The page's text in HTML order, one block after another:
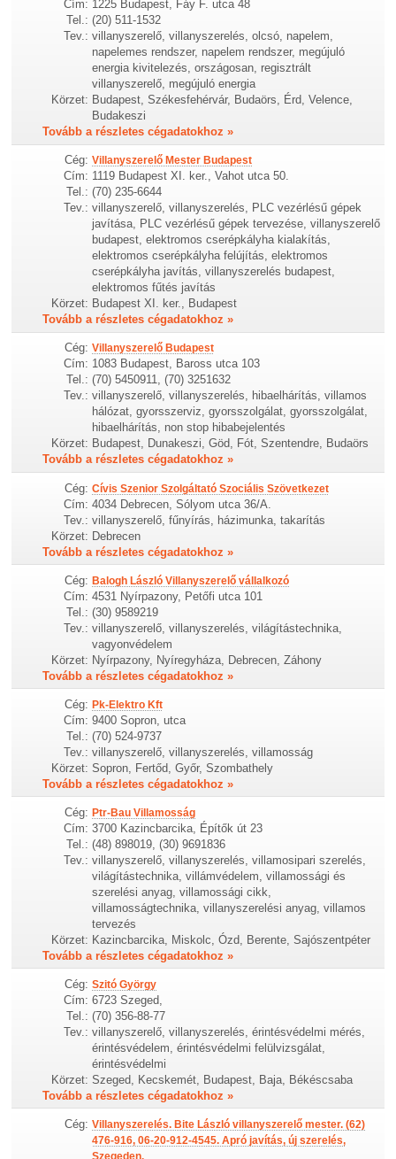
Cím: 1225 Budapest, Fáy F. utca 48
Tel.: (20) 511-1532
Tev.: villanyszerelő, villanyszerelés, olcsó, napelem,
napelemes rendszer, napelem rendszer, megújuló
energia kivitelezés, országosan, regisztrált
villanyszerelő, megújuló energia
Körzet: Budapest, Székesfehérvár, Budaörs, Érd, Velence,
Budakeszi
Tovább a részletes cégadatokhoz »
Cég: Villanyszerelő Mester Budapest
Cím: 1119 Budapest XI. ker., Vahot utca 50.
Tel.: (70) 235-6644
Tev.: villanyszerelő, villanyszerelés, PLC vezérlésű gépek
javítása, PLC vezérlésű gépek tervezése, villanyszerelő
budapest, elektromos cserépkályha kialakítás,
elektromos cserépkályha felújítás, elektromos
cserépkályha javítás, villanyszerelés budapest,
elektromos fűtés javítás
Körzet: Budapest XI. ker., Budapest
Tovább a részletes cégadatokhoz »
Cég: Villanyszerelő Budapest
Cím: 1083 Budapest, Baross utca 103
Tel.: (70) 5450911, (70) 3251632
Tev.: villanyszerelő, villanyszerelés, hibaelhárítás, villamos
hálózat, gyorsszerviz, gyorsszolgálat, gyorsszolgálat,
hibaelhárítás, non stop hibabejelentés
Körzet: Budapest, Dunakeszi, Göd, Fót, Szentendre, Budaörs
Tovább a részletes cégadatokhoz »
Cég: Cívis Szenior Szolgáltató Szociális Szövetkezet
Cím: 4034 Debrecen, Sólyom utca 36/A.
Tev.: villanyszerelő, fűnyírás, házimunka, takarítás
Körzet: Debrecen
Tovább a részletes cégadatokhoz »
Cég: Balogh László Villanyszerelő vállalkozó
Cím: 4531 Nyírpazony, Petőfi utca 101
Tel.: (30) 9589219
Tev.: villanyszerelő, villanyszerelés, világítástechnika,
vagyonvédelem
Körzet: Nyírpazony, Nyíregyháza, Debrecen, Záhony
Tovább a részletes cégadatokhoz »
Cég: Pk-Elektro Kft
Cím: 9400 Sopron, utca
Tel.: (70) 524-9737
Tev.: villanyszerelő, villanyszerelés, villamosság
Körzet: Sopron, Fertőd, Győr, Szombathely
Tovább a részletes cégadatokhoz »
Cég: Ptr-Bau Villamosság
Cím: 3700 Kazincbarcika, Építők út 23
Tel.: (48) 898019, (30) 9691836
Tev.: villanyszerelő, villanyszerelés, villamosipari szerelés,
világítástechnika, villámvédelem, villamossági és
szerelési anyag, villamossági cikk,
villamosságtechnika, villanyszerelési anyag, villamos
tervezés
Körzet: Kazincbarcika, Miskolc, Ózd, Berente, Sajószentpéter
Tovább a részletes cégadatokhoz »
Cég: Szitó György
Cím: 6723 Szeged,
Tel.: (70) 356-88-77
Tev.: villanyszerelő, villanyszerelés, érintésvédelmi mérés,
érintésvédelem, érintésvédelmi felülvizsgálat,
érintésvédelmi
Körzet: Szeged, Kecskemét, Budapest, Baja, Békéscsaba
Tovább a részletes cégadatokhoz »
Cég: Villanyszerelés. Bite László villanyszerelő mester. (62)
476-916, 06-20-912-4545. Apró javítás, új szerelés,
Szegeden.